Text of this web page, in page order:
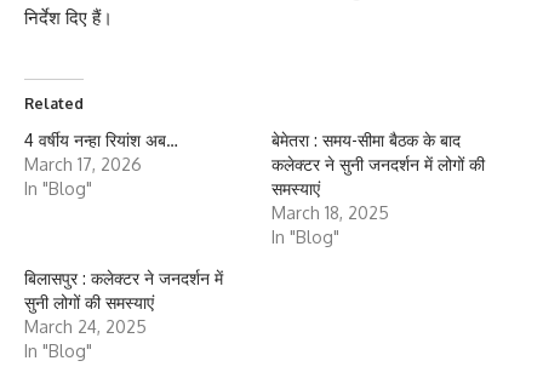
निर्देश दिए हैं।
Related
4 वर्षीय नन्हा रियांश अब…
March 17, 2026
In "Blog"
बेमेतरा : समय-सीमा बैठक के बाद
कलेक्टर ने सुनी जनदर्शन में लोगों की
समस्याएं
March 18, 2025
In "Blog"
बिलासपुर : कलेक्टर ने जनदर्शन में
सुनी लोगों की समस्याएं
March 24, 2025
In "Blog"